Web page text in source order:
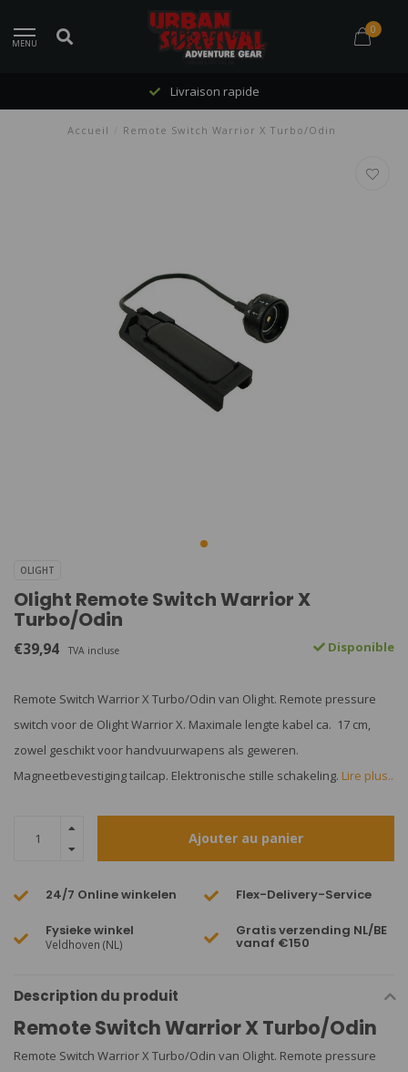
MENU
0
Livraison rapide
Accueil Remote Switch Warrior X Turbo/Odin
OLIGHT
Olight Remote Switch Warrior X
Turbo/Odin
€39,94 TVA incluse Disponible
Remote Switch Warrior X Turbo/Odin van Olight. Remote pressure
switch voor de Olight Warrior X. Maximale lengte kabel ca. 17 cm,
zowel geschikt voor handvuurwapens als geweren.
Magneetbevestiging tailcap. Elektronische stille schakeling. Lire plus..
Ajouter au panier
24/7 Online winkelen Flex-Delivery-Service
Fysieke winkel
Veldhoven (NL)
Gratis verzending NL/BE
vanaf €150
Description du produit
Remote Switch Warrior X Turbo/Odin
Remote Switch Warrior X Turbo/Odin van Olight. Remote pressure